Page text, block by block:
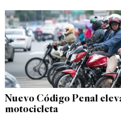
Nuevo Código Penal
motocicleta